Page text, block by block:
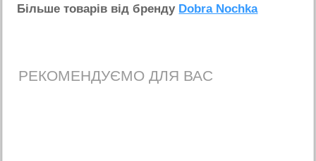
Бiльше товарiв вiд бренду Dobra Nochka
РЕКОМЕНДУЄМО ДЛЯ ВАС